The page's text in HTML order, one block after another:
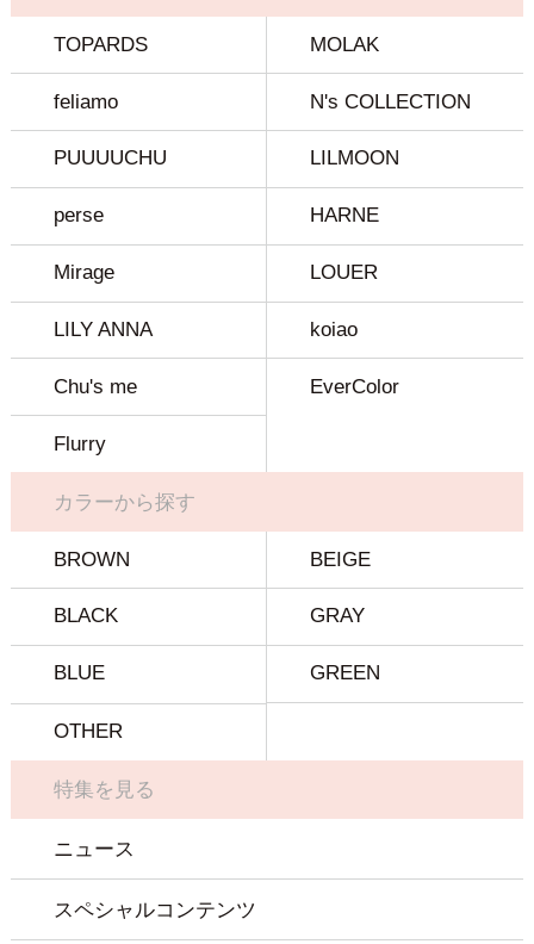
TOPARDS MOLAK
feliamo N's COLLECTION
PUUUUCHU LILMOON
perse HARNE
Mirage LOUER
LILY ANNA koiao
Chu's me EverColor
Flurry
カラーから探す
BROWN BEIGE
BLACK GRAY
BLUE GREEN
OTHER
特集を見る
ニュース
スペシャルコンテンツ